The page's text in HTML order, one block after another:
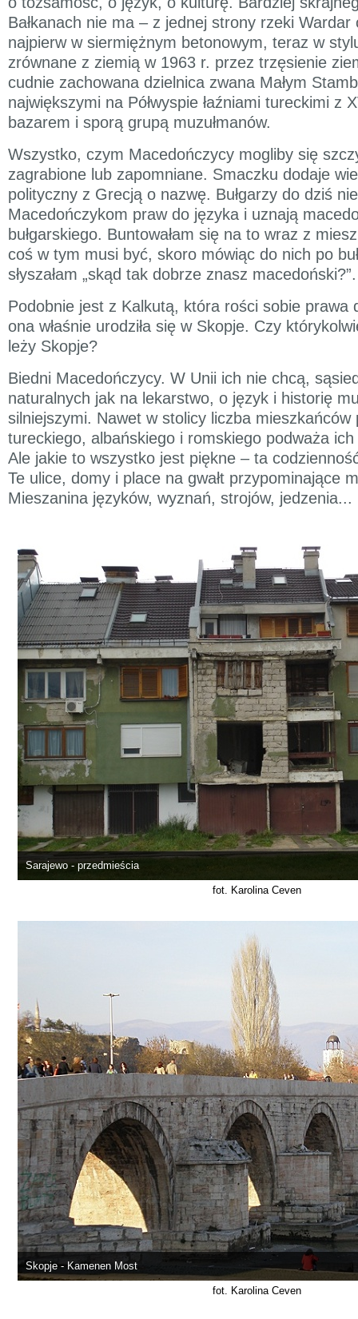
Bałkanach nie ma – z jednej strony rzeki Wardar
najpierw w siermiężnym betonowym, teraz w
zrównane z ziemią w 1963 r. przez trzęsienie
cudnie zachowana dzielnica zwana Małym
największymi na Półwyspie łaźniami tureckimi z
bazarem i sporą grupą muzułmanów.
Wszystko, czym Macedończycy mogliby się
zagrabione lub zapomniane. Smaczku dodaje
polityczny z Grecją o nazwę. Bułgarzy do dziś
Macedończykom praw do języka i uznają
bułgarskiego. Buntowałam się na to wraz z
coś w tym musi być, skoro mówiąc do nich po
słyszałam „skąd tak dobrze znasz macedoński?”.
Podobnie jest z Kalkutą, która rości sobie prawa
ona właśnie urodziła się w Skopje. Czy
leży Skopje?
Biedni Macedończycy. W Unii ich nie chcą,
naturalnych jak na lekarstwo, o język i historię
silniejszymi. Nawet w stolicy liczba mieszkańców
tureckiego, albańskiego i romskiego podważa ich
Ale jakie to wszystko jest piękne – ta
Te ulice, domy i place na gwałt przypominające
Mieszanina języków, wyznań, strojów, jedzenia...
Sarajewo - przedmieścia
fot. Karolina Ceven
Skopje - Kamenen Most
fot. Karolina Ceven